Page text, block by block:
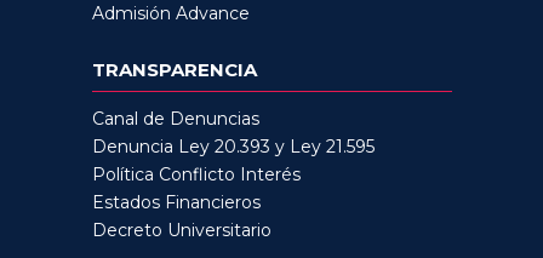
Admisión Advance
TRANSPARENCIA
Canal de Denuncias
Denuncia Ley 20.393 y Ley 21.595
Política Conflicto Interés
Estados Financieros
Decreto Universitario